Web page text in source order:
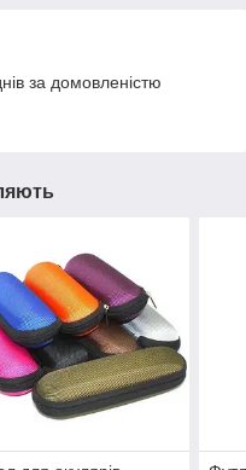
за домовленістю